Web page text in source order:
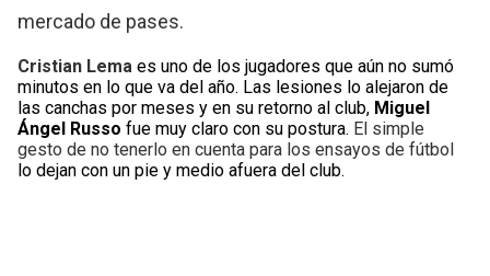
mercado de pases.
Cristian Lema es uno de los jugadores que aún no sumó
minutos en lo que va del año. Las lesiones lo alejaron de
las canchas por meses y en su retorno al club, Miguel
Ángel Russo fue muy claro con su postura. El simple
gesto de no tenerlo en cuenta para los ensayos de fútbol
lo dejan con un pie y medio afuera del club.